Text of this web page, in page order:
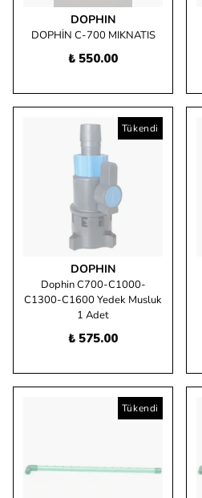
DOPHIN
DOPHİN C-700 MIKNATIS
₺ 550.00
Tükendi
DOPHIN
Dophin C700-C1000-
C1300-C1600 Yedek Musluk
1 Adet
₺ 575.00
Tükendi